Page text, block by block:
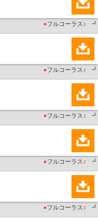
●フルコーラス ♪ ┛
●フルコーラス ♪ ┛
●フルコーラス ♪ ┛
●フルコーラス ♪ ┛
●フルコーラス ♪ ┛